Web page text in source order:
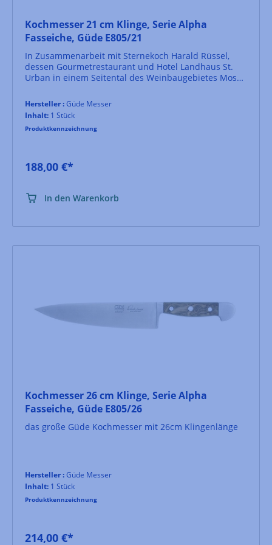
Kochmesser 21 cm Klinge, Serie Alpha
Fasseiche, Güde E805/21
In Zusammenarbeit mit Sternekoch Harald Rüssel,
dessen Gourmetrestaurant und Hotel Landhaus St.
Urban in einem Seitental des Weinbaugebietes Mosel-
für Weinliebhaber und Kochbegeisterte geschaffen.
Aus einem Stück handgeschmiedete Klinge aus
Chrom-Vanadium-Molybdän Messerstahl.
Weiterverarbeitung in über 40 manuellen
durch die lange Reife nahezu unverwüstlich
geworden ist. Die Klinge ist
nicht spülmaschinenfest.
Hersteller :Güde Messer
Inhalt: 1 Stück
Produktkennzeichnung
188,00 €*
In den Warenkorb
Kochmesser 26 cm Klinge, Serie Alpha
Fasseiche, Güde E805/26
das große Güde Kochmesser mit 26cm Klingenlänge
Hersteller :Güde Messer
Inhalt: 1 Stück
Produktkennzeichnung
214,00 €*